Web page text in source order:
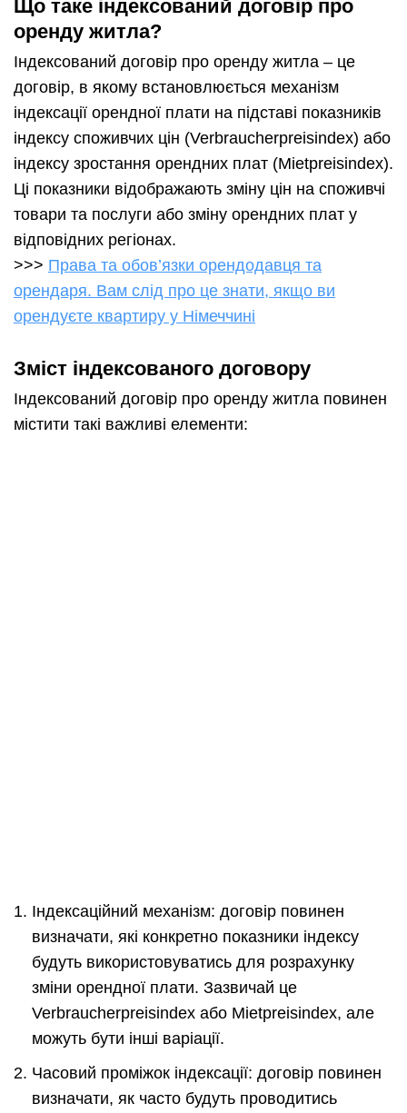
Що таке індексований договір про
оренду житла?
Індексований договір про оренду житла – це
договір, в якому встановлюється механізм
індексації орендної плати на підставі показників
індексу споживчих цін (Verbraucherpreisindex) або
індексу зростання орендних плат (Mietpreisindex).
Ці показники відображають зміну цін на споживчі
товари та послуги або зміну орендних плат у
відповідних регіонах.
>>> Права та обов’язки орендодавця та
орендаря. Вам слід про це знати, якщо ви
орендуєте квартиру у Німеччині
Зміст індексованого договору
Індексований договір про оренду житла повинен
містити такі важливі елементи:
Індексаційний механізм: договір повинен
визначати, які конкретно показники індексу
будуть використовуватись для розрахунку
зміни орендної плати. Зазвичай це
Verbraucherpreisindex або Mietpreisindex, але
можуть бути інші варіації.
Часовий проміжок індексації: договір повинен
визначати, як часто будуть проводитись